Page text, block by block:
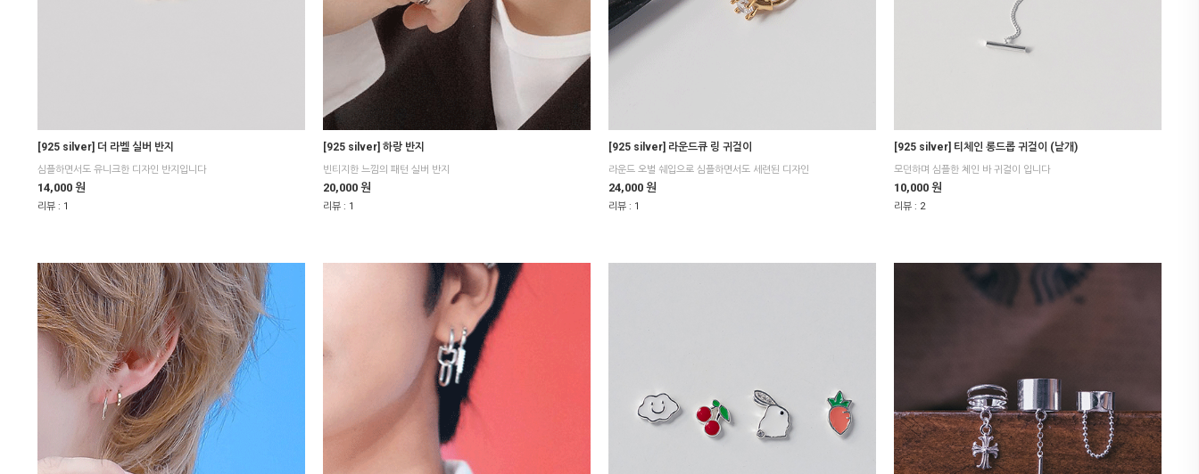
[925 silver] 더 라벨 실버 반지
심플하면서도 유니크한 디자인 반지입니다
14,000 원
리뷰 : 1
[925 silver] 하랑 반지
빈티지한 느낌의 패턴 실버 반지
20,000 원
리뷰 : 1
[925 silver] 라운드큐 링 귀걸이
라운드 오벌 쉐입으로 심플하면서도 세련된 디자인
24,000 원
리뷰 : 1
[925 silver] 티체인 롱드롭 귀걸이 (낱개)
모던하며 심플한 체인 바 귀걸이 입니다
10,000 원
리뷰 : 2